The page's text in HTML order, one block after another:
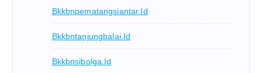
Bkkbnpematangsiantar.id
Bkkbntanjungbalai.id
Bkkbnsibolga.id